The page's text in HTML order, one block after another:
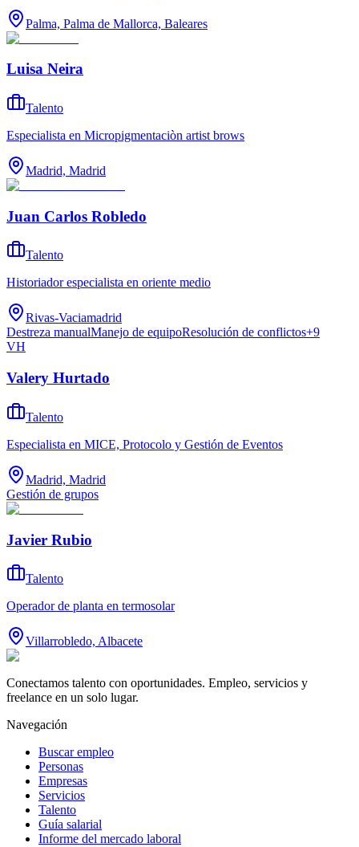
Palma, Palma de Mallorca, Baleares
Luisa Neira
Talento
Especialista en Micropigmentaciòn artist brows
Madrid, Madrid
Juan Carlos Robledo
Talento
Historiador especialista en oriente medio
Rivas-Vaciamadrid
Destreza manualManejo de equipoResolución de conflictos+9
VH
Valery Hurtado
Talento
Especialista en MICE, Protocolo y Gestión de Eventos
Madrid, Madrid
Gestión de grupos
Javier Rubio
Talento
Operador de planta en termosolar
Villarrobledo, Albacete
Conectamos talento con oportunidades. Empleo, servicios y
freelance en un solo lugar.
Navegación
Buscar empleo
Personas
Empresas
Servicios
Talento
Guía salarial
Informe del mercado laboral